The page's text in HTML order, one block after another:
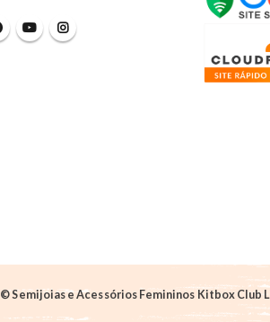
© Semijoias e Acessórios Femininos Kitbox Club